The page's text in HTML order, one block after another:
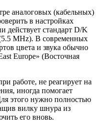
аналоговых (кабельных)
в настройках
действует стандарт D/K
MHz). В современных
цвета и звука обычно
Europe» (Восточная
работе, не реагирует на
иногда помогает
этого нужно полностью
вилку шнура из
его вновь.